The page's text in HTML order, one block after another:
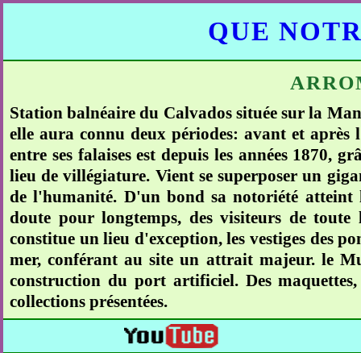
QUE
Station balnéaire du Calvados située sur la
elle aura connu deux périodes: avant et
entre ses falaises est depuis les années 1870,
lieu de villégiature. Vient se superposer un
de l'humanité. D'un bond sa notoriété
doute pour longtemps, des visiteurs de toute
constitue un lieu d'exception, les vestiges des
mer, conférant au site un attrait majeur. le
construction du port artificiel. Des
collections présentées.